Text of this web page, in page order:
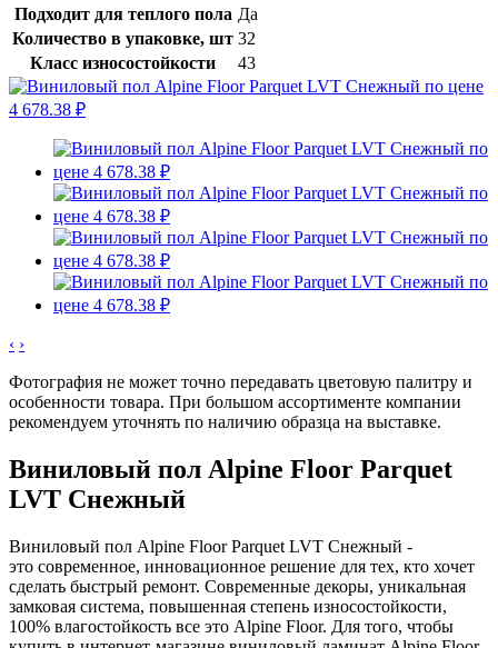
Подходит для теплого пола Да
Количество в упаковке, шт 32
Класс износостойкости
43
‹ ›
Фотография не может точно передавать цветовую палитру и
особенности товара. При большом ассортименте компании
рекомендуем уточнять по наличию образца на выставке.
Виниловый пол Alpine Floor Parquet
LVT Снежный
Виниловый пол Alpine Floor Parquet LVT Снежный -
это современное, инновационное решение для тех, кто хочет
сделать быстрый ремонт. Современные декоры, уникальная
замковая система, повышенная степень износостойкости,
100% влагостойкость все это Alpine Floor. Для того, чтобы